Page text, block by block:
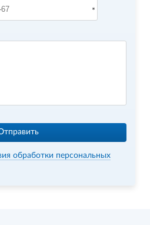
обработки персональных